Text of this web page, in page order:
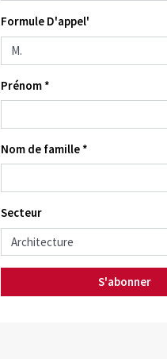
Formule D'appel'
Prénom *
Nom de famille *
Secteur
S'abonner